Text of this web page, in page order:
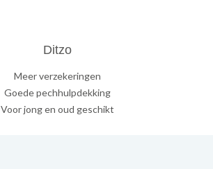
Ditzo
Meer verzekeringen
Goede pechhulpdekking
Voor jong en oud geschikt